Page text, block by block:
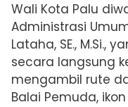
Wali Kota Palu
Administrasi
Lataha, SE., M.Si.,
secara langsung
mengambil rute
Balai Pemuda,